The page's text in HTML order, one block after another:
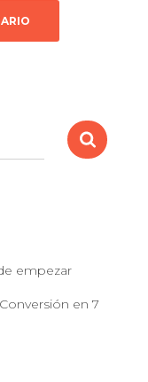
empezar
en 7